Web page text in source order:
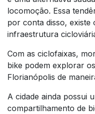
locomoção. Essa
por conta disso,
infraestrutura
Com as ciclofaixas,
bike podem explorar
Florianópolis de
A cidade ainda possui
compartilhamento de